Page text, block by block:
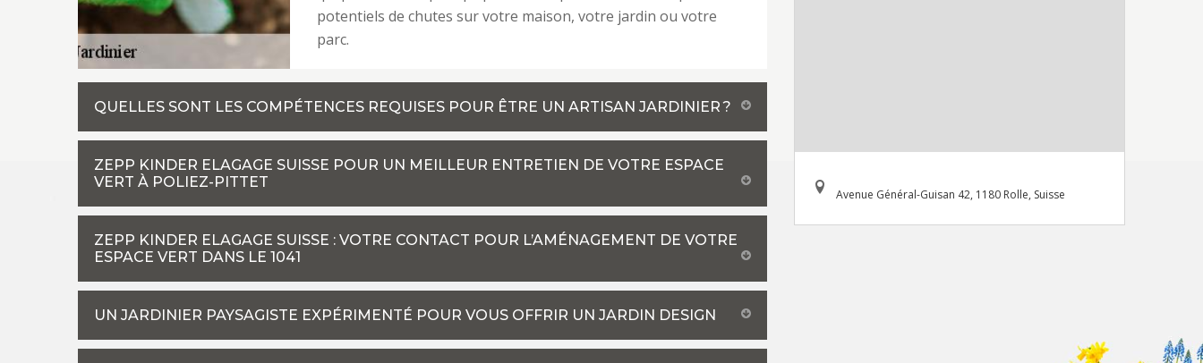
potentiels de chutes sur votre maison, votre jardin ou votre
parc.
QUELLES SONT LES COMPÉTENCES REQUISES POUR ÊTRE UN ARTISAN JARDINIER ?
ZEPP KINDER ELAGAGE SUISSE POUR UN MEILLEUR ENTRETIEN DE VOTRE ESPACE
VERT À POLIEZ-PITTET
ZEPP KINDER ELAGAGE SUISSE : VOTRE CONTACT POUR L’AMÉNAGEMENT DE VOTRE
ESPACE VERT DANS LE 1041
UN JARDINIER PAYSAGISTE EXPÉRIMENTÉ POUR VOUS OFFRIR UN JARDIN DESIGN
Avenue Général-Guisan 42, 1180 Rolle, Suisse